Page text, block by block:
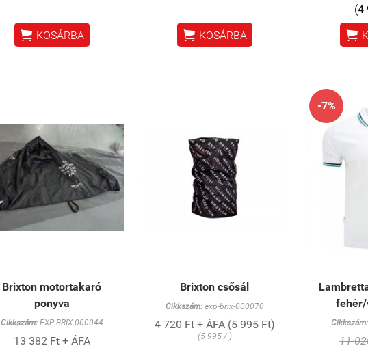
 KOSÁRBA  KOSÁRBA
(4

Brixton motortakaró
ponyva
Cikkszám:EXP-BRIX-000044
13 382 Ft + ÁFA
Brixton csősál
Cikkszám:exp-brix-000070
4 720 Ft + ÁFA (5 995 Ft)
(5 995 / )
-7%
Cikkszám:
11